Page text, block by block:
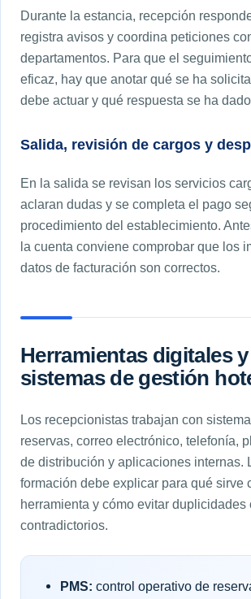
Durante la estancia, recepción
registra avisos y coordina peticiones
departamentos. Para que el
eficaz, hay que anotar qué se ha
debe actuar y qué respuesta se ha
Salida, revisión de cargos y
En la salida se revisan los servicios
aclaran dudas y se completa el pago
procedimiento del establecimiento.
la cuenta conviene comprobar que los
datos de facturación son correctos.
Herramientas digitales y
sistemas de gestión
Los recepcionistas trabajan con
reservas, correo electrónico, telefonía,
de distribución y aplicaciones internas.
formación debe explicar para qué sirve
herramienta y cómo evitar duplicidades
contradictorios.
PMS: control operativo de